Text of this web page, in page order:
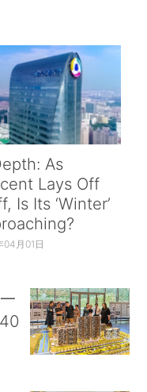
As
Lays Off
Is Its ‘Winter’
04月01日